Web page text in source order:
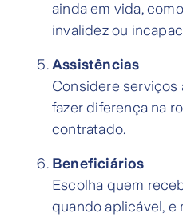
ainda em vida,
invalidez ou
Assistências
Considere
fazer diferença na
contratado.
Beneficiários
Escolha quem
quando aplicável, e